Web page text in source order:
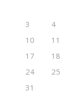
3
4
10
11
17
18
24
25
31